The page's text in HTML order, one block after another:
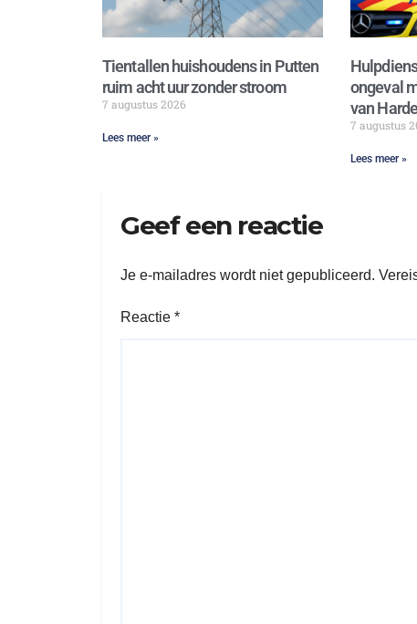
Tientallen huishoudens in Putten
ruim acht uur zonder stroom
7 augustus 2026
Lees meer »
ongeval
van
7 augustus
Lees meer »
Geef een reactie
Je e-mailadres wordt niet gepubliceerd.
Reactie *